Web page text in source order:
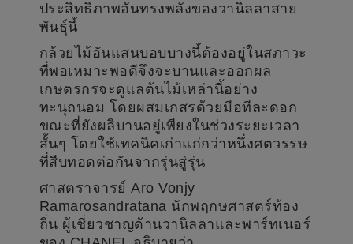
ประสิทธิภาพอันทรงพลังของวานิลลาสาย
พันธ์ุนี้
กล้วยไม้อันแสนบอบบางนี้ต้องอยู่ในสภาวะ
ที่พอเหมาะพอดีจึงจะบานและออกผล
เกษตรกรจะดูแลต้นไม้เหล่านี้อย่าง
ทะนุถนอม โดยผสมเกสรด้วยมือทีละดอก
ขณะที่ยังผลิบานอยู่เพียงในช่วงระยะเวลา
สั้นๆ โดยใช้เทคนิคเก่าแก่กว่าหนึ่งศตวรรษ
ที่สืบทอดต่อกันจากรุ่นสู่รุ่น
ศาสตราจารย์ Aro Vonjy
Ramarosandratana นักพฤกษศาสตร์ท้อง
ถิ่น ผู้เชี่ยวชาญด้านวานิลลาและพาร์ทเนอร์